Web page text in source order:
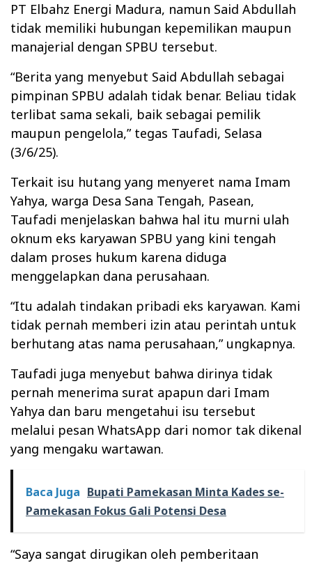
PT Elbahz Energi Madura, namun Said Abdullah
tidak memiliki hubungan kepemilikan maupun
manajerial dengan SPBU tersebut.
“Berita yang menyebut Said Abdullah sebagai
pimpinan SPBU adalah tidak benar. Beliau tidak
terlibat sama sekali, baik sebagai pemilik
maupun pengelola,” tegas Taufadi, Selasa
(3/6/25).
Terkait isu hutang yang menyeret nama Imam
Yahya, warga Desa Sana Tengah, Pasean,
Taufadi menjelaskan bahwa hal itu murni ulah
oknum eks karyawan SPBU yang kini tengah
dalam proses hukum karena diduga
menggelapkan dana perusahaan.
“Itu adalah tindakan pribadi eks karyawan. Kami
tidak pernah memberi izin atau perintah untuk
berhutang atas nama perusahaan,” ungkapnya.
Taufadi juga menyebut bahwa dirinya tidak
pernah menerima surat apapun dari Imam
Yahya dan baru mengetahui isu tersebut
melalui pesan WhatsApp dari nomor tak dikenal
yang mengaku wartawan.
Baca Juga Bupati Pamekasan Minta Kades se-
Pamekasan Fokus Gali Potensi Desa
“Saya sangat dirugikan oleh pemberitaan